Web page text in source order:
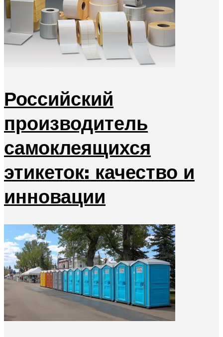
Российский
производитель
самоклеящихся
этикеток: качество и
инновации